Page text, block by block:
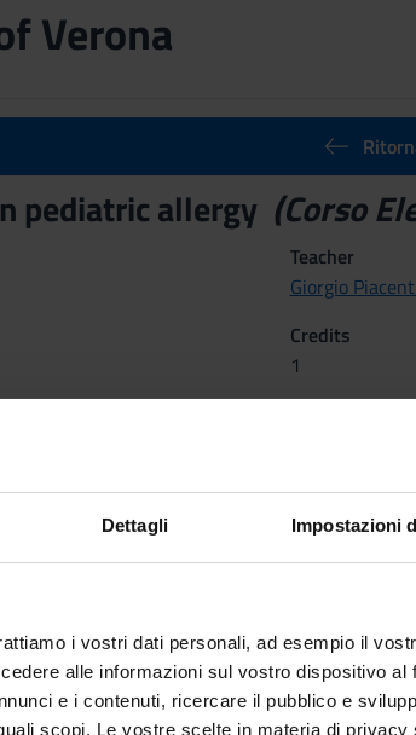
Dettagli Impostazioni
i vostri dati personali, ad esempio il
alle informazioni sul vostro dispositivo al
e i contenuti, ricercare il pubblico e
scopi. Le vostre scelte in materia di
Verona
pediatric allergy (Corso
Teacher
Giorgio
Credits
1
dal Feb 23, 2015 al May 29, 2015.
FREQUENZA